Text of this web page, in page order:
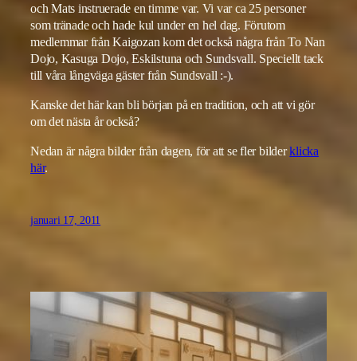
och Mats instruerade en timme var. Vi var ca 25 personer
som tränade och hade kul under en hel dag. Förutom
medlemmar från Kaigozan kom det också några från To Nan
Dojo, Kasuga Dojo, Eskilstuna och Sundsvall. Speciellt tack
till våra långväga gäster från Sundsvall :-).
Kanske det här kan bli början på en tradition, och att vi gör
om det nästa år också?
Nedan är några bilder från dagen, för att se fler bilderklicka
här.
januari 17, 2011